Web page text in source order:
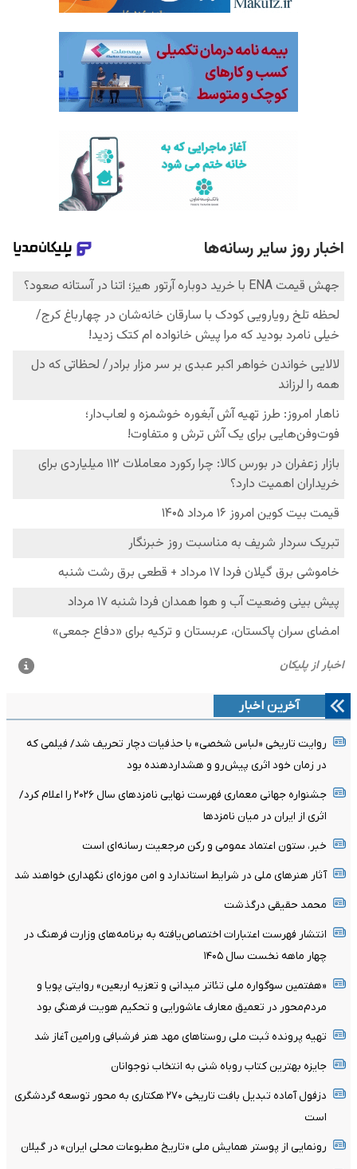
آخرین اخبار
روایت تاریخی «لباس شخصی» با حذفیات دچار تحریف شد/ فیلمی که
در زمان خود اثری پیش‌رو و هشداردهنده بود
جشنواره جهانی معماری فهرست نهایی نامزدهای سال ۲۰۲۶ را اعلام کرد/
اثری از ایران در میان نامزدها
خبر، ستون اعتماد عمومی و رکن مرجعیت رسانه‌ای است
آثار هنرهای ملی در شرایط استاندارد و امن موزه‌ای نگهداری خواهند شد
محمد حقیقی درگذشت
انتشار فهرست اعتبارات اختصاص‌یافته به برنامه‌های وزارت فرهنگ در
چهار ماهه نخست سال ۱۴۰۵
«هفتمین سوگواره ملی تئاتر میدانی و تعزیه اربعین» روایتی پویا و
مردم‌محور در تعمیق معارف عاشورایی و تحکیم هویت فرهنگی بود
تهیه پرونده ثبت ملی روستاهای مهد هنر فرشبافی ورامین آغاز شد
جایزه بهترین کتاب روباه شنی به انتخاب نوجوانان
دزفول آماده تبدیل بافت تاریخی ۲۷۰ هکتاری به محور توسعه گردشگری
است
رونمایی از پوستر همایش ملی «تاریخ مطبوعات محلی ایران» در گیلان